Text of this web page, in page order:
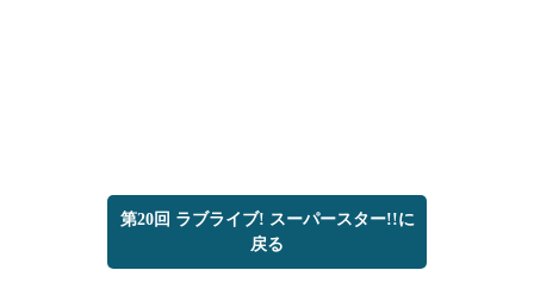
第20回 ラブライブ! スーパースター!!に
戻る